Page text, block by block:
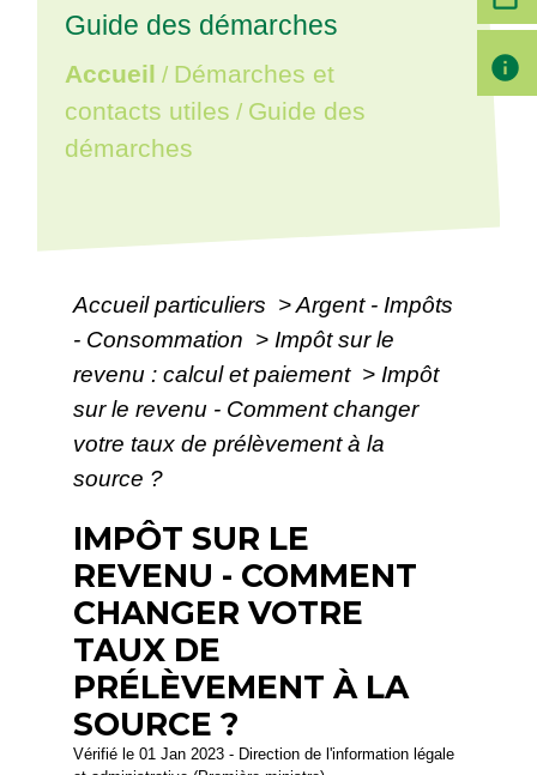
Guide des démarches
Accueil / Démarches et
contacts utiles / Guide des
démarches
Accueil particuliers >Argent - Impôts
- Consommation > Impôt sur le
revenu : calcul et paiement > Impôt
sur le revenu - Comment changer
votre taux de prélèvement à la
source ?
IMPÔT SUR LE
REVENU - COMMENT
CHANGER VOTRE
TAUX DE
PRÉLÈVEMENT À LA
SOURCE ?
Vérifié le 01 Jan 2023 - Direction de l'information légale
info